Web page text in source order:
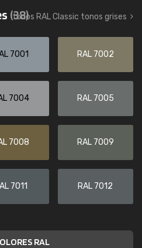
(38)
todos RAL Classic tonos grises
7001 RAL 7002
7004 RAL 7005
7008 RAL 7009
7011 RAL 7012
RAL